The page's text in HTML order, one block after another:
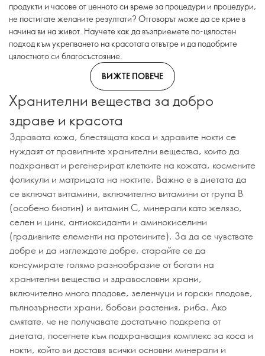
продукти и часове от ценното си време за процедури и процедури,
не постигате желаните резултати? Отговорът може да се крие в
начина ви на живот. Научете как да възприемете по-цялостен
подход към укрепването на красотата отвътре и да подобрите
цялостното си благосъстояние.
ВИЖТЕ ПОВЕЧЕ
Хранителни вещества за добро
здраве и красота
Здравата кожа, блестящата коса и здравите нокти се
нуждаят от правилните хранителни вещества, които да
подхранват и регенерират клетките на кожата, космените
фоликули и матрицата на ноктите. Важно е в диетата да
се включат витамини, включително витамини от група В
(особено биотин) и витамин С, минерали като желязо,
селен и цинк, антиоксиданти и аминокиселини
(градивните елементи на протеините). За да се чувствате
добре и да изглеждате добре, старайте се да
консумирате голямо разнообразие от богати на
хранителни вещества и здравословни храни,
включително много плодове, зеленчуци и горски плодове,
пълнозърнести храни, бобови растения, риба. Ако
смятате, че не получавате достатъчно подкрепа от
диетата, посегнете към подхранващия комплекс за коса и
нокти, който ви доставя всички основни минерали и